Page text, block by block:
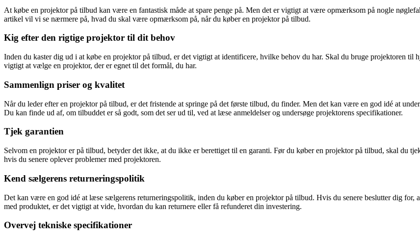
At købe en projektor på tilbud kan være en fantastisk måde at spare penge på. Men det er vigtigt at være opmærksom på nogle
artikel vil vi se nærmere på, hvad du skal være opmærksom på, når du køber en projektor på tilbud.
Kig efter den rigtige projektor til dit behov
Inden du kaster dig ud i at købe en projektor på tilbud, er det vigtigt at identificere, hvilke behov du har. Skal du bruge projektoren til
vigtigt at vælge en projektor, der er egnet til det formål, du har.
Sammenlign priser og kvalitet
Når du leder efter en projektor på tilbud, er det fristende at springe på det første tilbud, du finder. Men det kan være en god idé at
Du kan finde ud af, om tilbuddet er så godt, som det ser ud til, ved at læse anmeldelser og undersøge projektorens specifikationer.
Tjek garantien
Selvom en projektor er på tilbud, betyder det ikke, at du ikke er berettiget til en garanti. Før du køber en projektor på tilbud, skal du
hvis du senere oplever problemer med projektoren.
Kend sælgerens returneringspolitik
Det kan være en god idé at læse sælgerens returneringspolitik, inden du køber en projektor på tilbud. Hvis du senere beslutter dig
med produktet, er det vigtigt at vide, hvordan du kan returnere eller få refunderet din investering.
Overvej tekniske specifikationer